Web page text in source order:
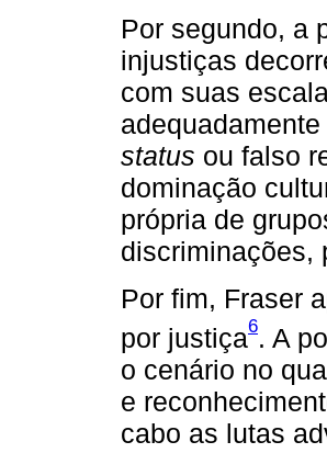
Por segundo, a
injustiças
com suas
status ou falso
dominação
própria de
discriminações,
Por fim, Fraser
por justiça6. A
o cenário no
e
cabo as lutas